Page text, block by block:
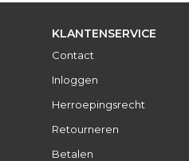
KLANTENSERVICE
Contact
Inloggen
Herroepingsrecht
Retourneren
Betalen